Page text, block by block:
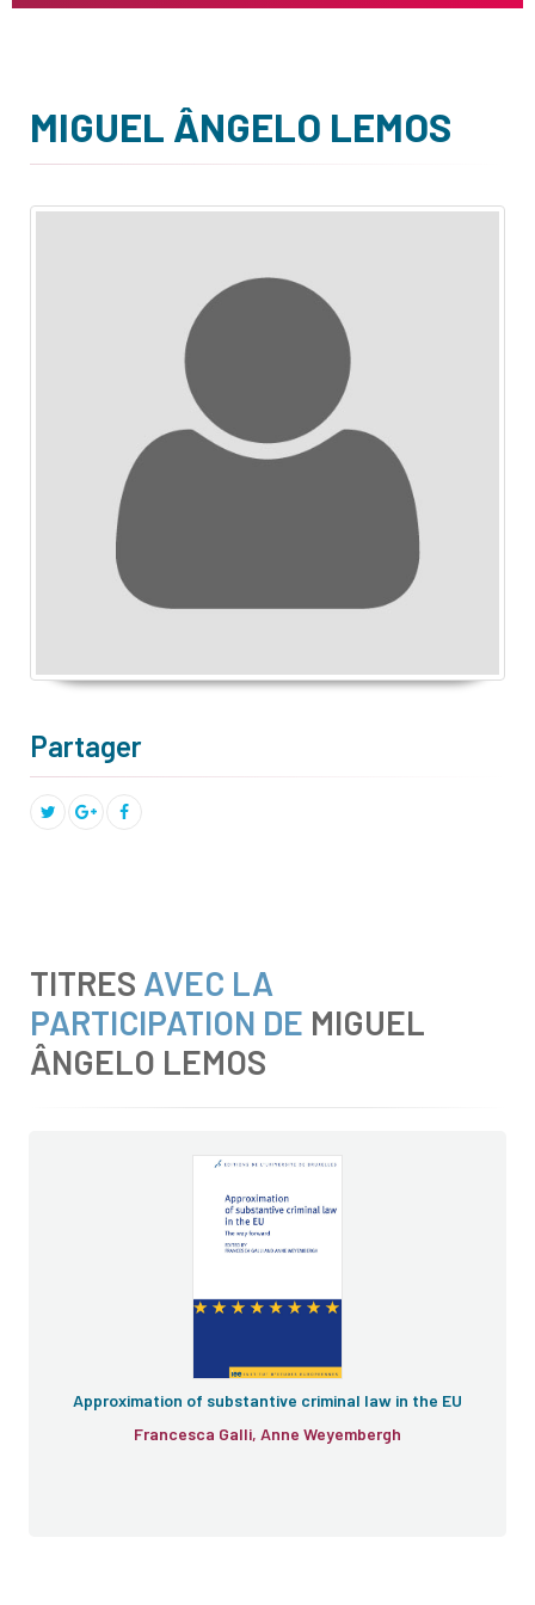
MIGUEL ÂNGELO LEMOS
Partager
TITRES AVEC LA
PARTICIPATION DE MIGUEL
ÂNGELO LEMOS
Approximation of substantive criminal law in the EU
Francesca Galli, Anne Weyembergh